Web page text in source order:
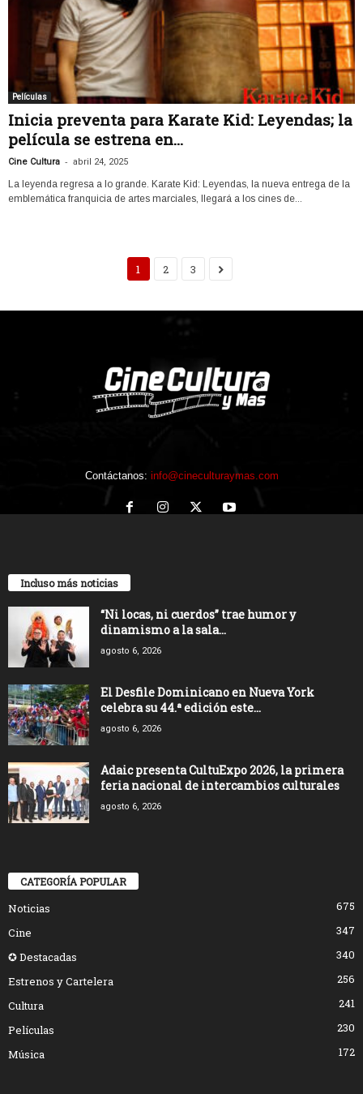
Películas
Inicia preventa para Karate Kid: Leyendas; la
película se estrena en...
Cine Cultura - abril 24, 2025
La leyenda regresa a lo grande. Karate Kid: Leyendas, la nueva entrega de la
emblemática franquicia de artes marciales, llegará a los cines de...
1 2 3
Contáctanos: info@cineculturaymas.com
Incluso más noticias
“Ni locas, ni cuerdos” trae humor y
dinamismo a la sala...
agosto 6, 2026
El Desfile Dominicano en Nueva York
celebra su 44.ª edición este...
agosto 6, 2026
Adaic presenta CultuExpo 2026, la primera
feria nacional de intercambios culturales
agosto 6, 2026
CATEGORÍA POPULAR
Noticias
675
Cine
347
✪ Destacadas
340
Estrenos y Cartelera
256
Cultura
241
Películas
230
Música
172